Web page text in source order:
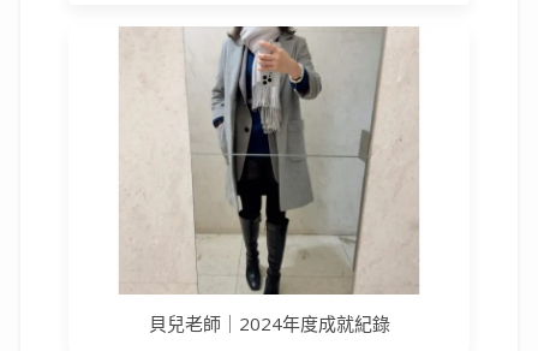
貝兒老師｜2024年度成就紀錄